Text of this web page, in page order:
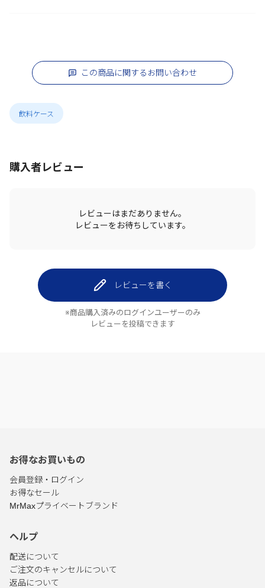
この商品に関するお問い合わせ
飲料ケース
購入者レビュー
レビューはまだありません。
レビューをお待ちしています。
レビューを書く
※商品購入済みのログインユーザーのみ
レビューを投稿できます
お得なお買いもの
会員登録・ログイン
お得なセール
MrMaxプライベートブランド
ヘルプ
配送について
ご注文のキャンセルについて
返品について